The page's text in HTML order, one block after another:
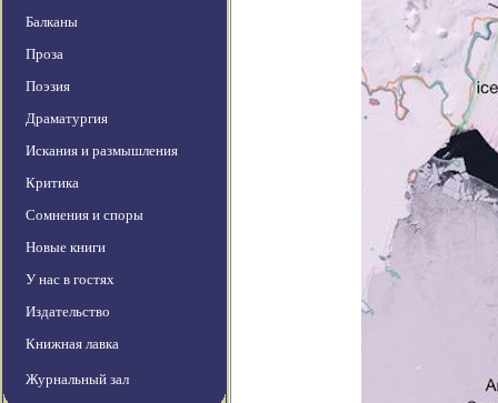
Балканы
Проза
Поэзия
Драматургия
Искания и размышления
Критика
Сомнения и споры
Новые книги
У нас в гостях
Издательство
Книжная лавка
Журнальный зал